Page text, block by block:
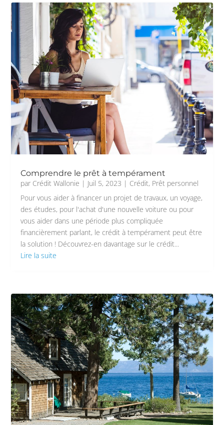
Comprendre le prêt à tempérament
par Crédit Wallonie | Juil 5, 2023 | Crédit, Prêt personnel
Pour vous aider à financer un projet de travaux, un voyage,
des études, pour l'achat d'une nouvelle voiture ou pour
vous aider dans une période plus compliquée
financièrement parlant, le crédit à tempérament peut être
la solution ! Découvrez-en davantage sur le crédit...
Lire la suite